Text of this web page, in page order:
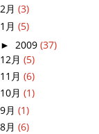
2月 (3)
1月 (5)
► 2009 (37)
12月 (5)
11月 (6)
10月 (1)
9月 (1)
8月 (6)